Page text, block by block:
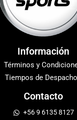
Información
Términos y
Tiempos de
Contacto
+56 9 6135 8127